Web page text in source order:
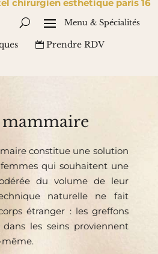
Prendre RDV
constitue une solution
qui souhaitent une
du volume de leur
naturelle ne fait
étranger : les greffons
dans les seins proviennent